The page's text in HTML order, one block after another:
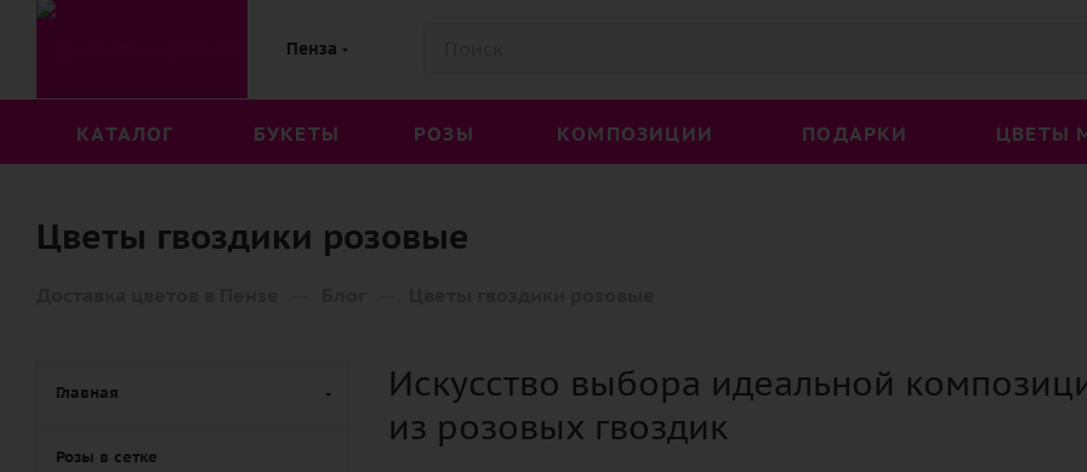
Пенза
КАТАЛОГ БУКЕТЫ РОЗЫ КОМПОЗИЦИИ ПОДАРКИ ЦВЕТЫ
Цветы гвоздики розовые
Искусство выбора идеальной
из розовых гвоздик
Главная
Розы в сетке